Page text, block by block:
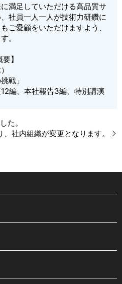
満足していただける高品質サ
社員一人一人が技術力研鑽に
ご愛顧をいただけますよう、
。
】
戦」
編、本社報告3編、特別講演
た。
社内組織が変更となります。